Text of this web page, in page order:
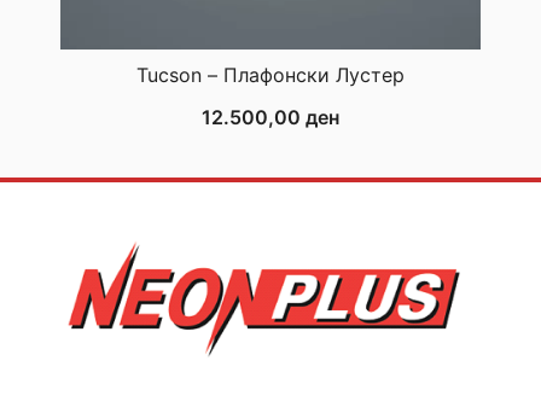
Tucson – Плафонски Лустер
12.500,00 ден